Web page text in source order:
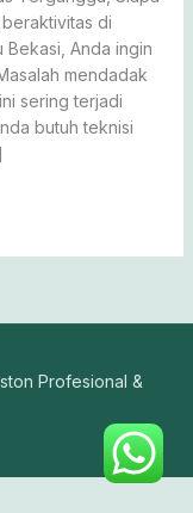
di
Anda ingin
mendadak
sering terjadi
butuh teknisi
Profesional &